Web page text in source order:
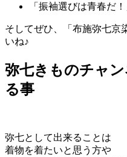
「振袖選びは青春だ！
そしてぜひ、「布施弥七京
いね♪
弥七きものチャ
る事
弥七として出来ることは
着物を着たいと思う方や